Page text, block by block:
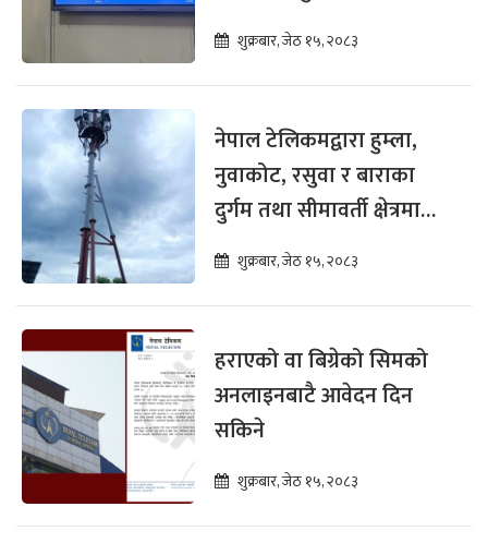
शुक्रबार, जेठ १५, २०८३
नेपाल टेलिकमद्वारा हुम्ला,
नुवाकोट, रसुवा र बाराका
दुर्गम तथा सीमावर्ती क्षेत्रमा
टुजी र फोरजी सेवा विस्तार
शुक्रबार, जेठ १५, २०८३
हराएको वा बिग्रेको सिमको
अनलाइनबाटै आवेदन दिन
सकिने
शुक्रबार, जेठ १५, २०८३